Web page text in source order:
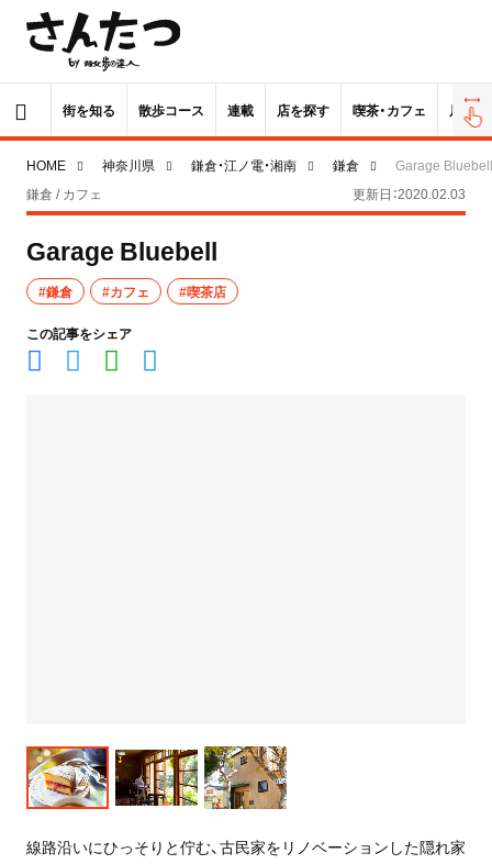
街を知る 散歩コース 連載 店を探す 喫茶・カフェ 居酒屋
HOME 神奈川県 鎌倉・江ノ電・湘南 鎌倉
Garage Bluebell
鎌倉 / カフェ
更新日：2020.02.03
Garage Bluebell
#鎌倉 #カフェ #喫茶店
この記事をシェア
線路沿いにひっそりと佇む、古民家をリノベーションした隠れ家